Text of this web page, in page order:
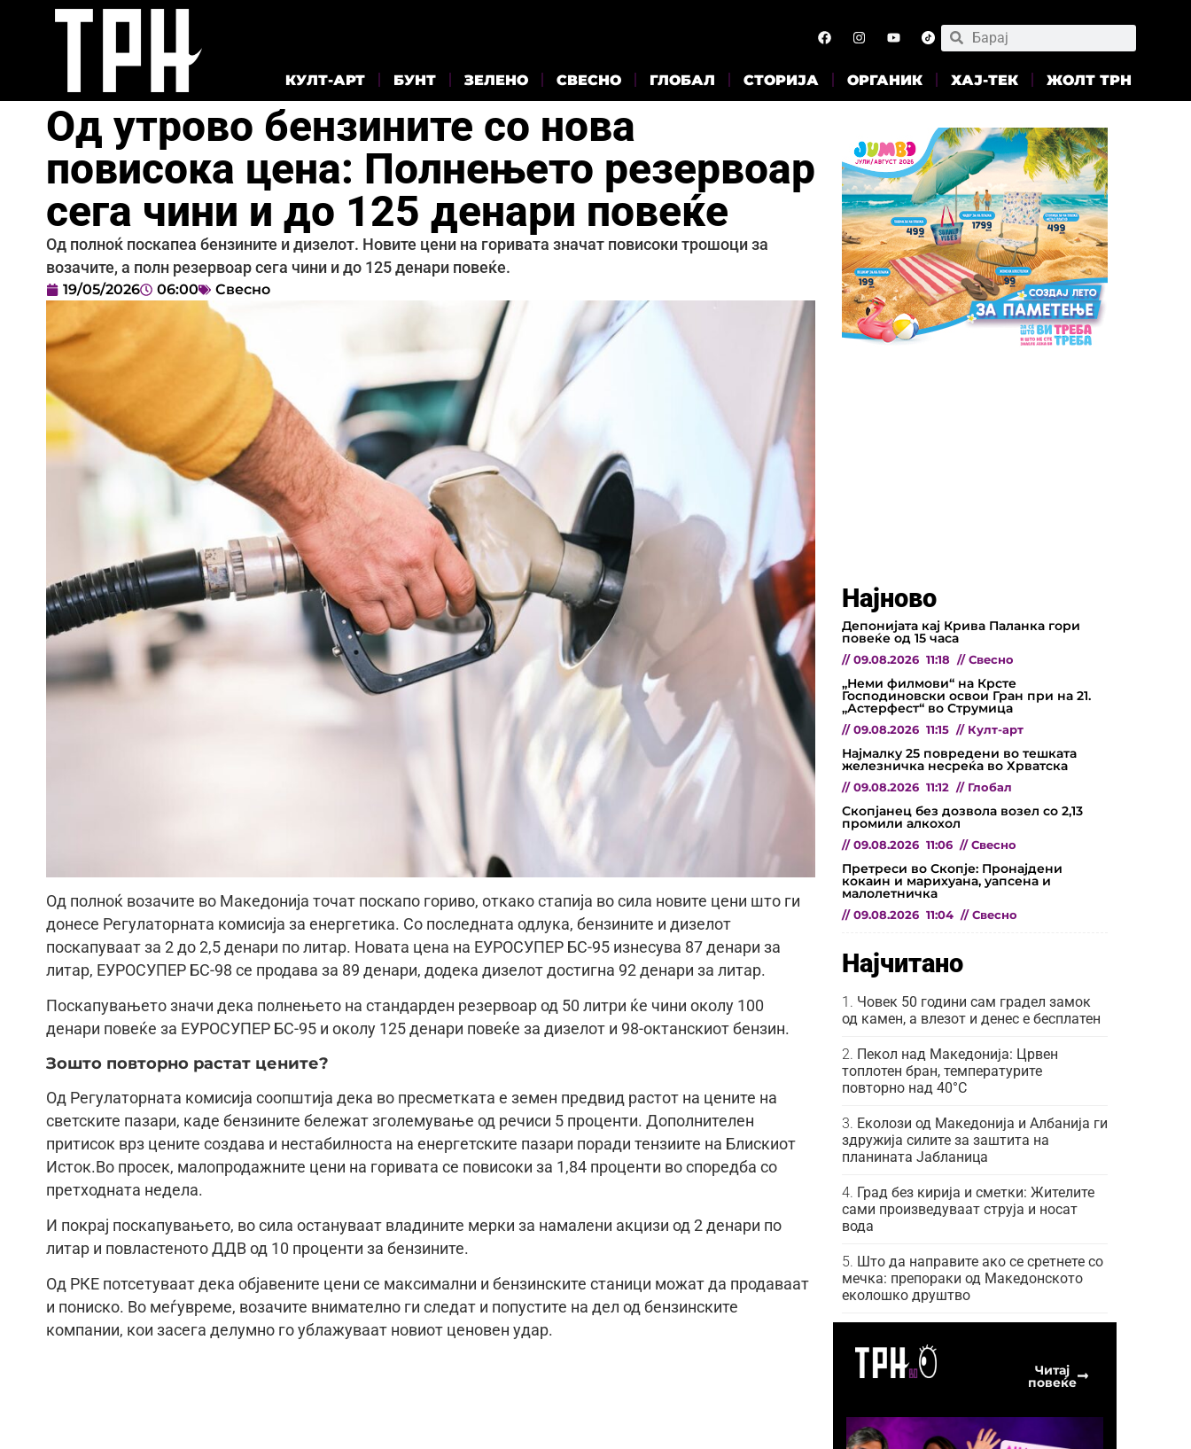
КУЛТ-АРТ БУНТ ЗЕЛЕНО СВЕСНО ГЛОБАЛ СТОРИЈА ОРГАНИК ХАЈ-ТЕК ЖОЛТ ТРН
Од утрово бензините со нова
повисока цена: Полнењето резервоар
сега чини и до 125 денари повеќе
Од полноќ поскапеа бензините и дизелот. Новите цени на горивата значат повисоки трошоци за
возачите, а полн резервоар сега чини и до 125 денари повеќе.
19/05/2026 06:00 Свесно
Од полноќ возачите во Македонија точат поскапо гориво, откако стапија во сила новите цени што ги
донесе Регулаторната комисија за енергетика. Со последната одлука, бензините и дизелот
поскапуваат за 2 до 2,5 денари по литар. Новата цена на ЕУРОСУПЕР БС-95 изнесува 87 денари за
литар, ЕУРОСУПЕР БС-98 се продава за 89 денари, додека дизелот достигна 92 денари за литар.
Поскапувањето значи дека полнењето на стандарден резервоар од 50 литри ќе чини околу 100
денари повеќе за ЕУРОСУПЕР БС-95 и околу 125 денари повеќе за дизелот и 98-октанскиот бензин.
Зошто повторно растат цените?
Од Регулаторната комисија соопштија дека во пресметката е земен предвид растот на цените на
светските пазари, каде бензините бележат зголемување од речиси 5 проценти. Дополнителен
притисок врз цените создава и нестабилноста на енергетските пазари поради тензиите на Блискиот
Исток.Во просек, малопродажните цени на горивата се повисоки за 1,84 проценти во споредба со
претходната недела.
И покрај поскапувањето, во сила остануваат владините мерки за намалени акцизи од 2 денари по
литар и повластеното ДДВ од 10 проценти за бензините.
Од РКЕ потсетуваат дека објавените цени се максимални и бензинските станици можат да продаваат
и пониско. Во меѓувреме, возачите внимателно ги следат и попустите на дел од бензинските
компании, кои засега делумно го ублажуваат новиот ценовен удар.
Најново
Депонијата кај Крива Паланка гори
повеќе од 15 часа
// 09.08.2026 11:18 // Свесно
„Неми филмови“ на Крсте
Господиновски освои Гран при на 21.
„Астерфест“ во Струмица
// 09.08.2026 11:15 // Култ-арт
Најмалку 25 повредени во тешката
железничка несреќа во Хрватска
// 09.08.2026 11:12 // Глобал
Скопјанец без дозвола возел со 2,13
промили алкохол
// 09.08.2026 11:06 // Свесно
Претреси во Скопје: Пронајдени
кокаин и марихуана, уапсена и
малолетничка
// 09.08.2026 11:04 // Свесно
Најчитано
Човек 50 години сам градел замок
од камен, а влезот и денес е бесплатен
Пекол над Македонија: Црвен
топлотен бран, температурите
повторно над 40°C
Еколози од Македонија и Албанија ги
здружија силите за заштита на
планината Јабланица
Град без кирија и сметки: Жителите
сами произведуваат струја и носат
вода
Што да направите ако се сретнете со
мечка: препораки од Македонското
еколошко друштво
Читај
повеќе